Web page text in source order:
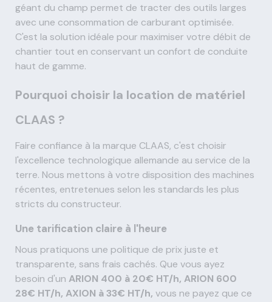
géant du champ permet de tracter des outils larges
avec une consommation de carburant optimisée.
C'est la solution idéale pour maximiser votre débit de
chantier tout en conservant un confort de conduite
haut de gamme.
Pourquoi choisir la location de matériel
CLAAS ?
Faire confiance à la marque CLAAS, c'est choisir
l'excellence technologique allemande au service de la
terre. Nous mettons à votre disposition des machines
récentes, entretenues selon les standards les plus
stricts du constructeur.
Une tarification claire à l'heure
Nous pratiquons une politique de prix juste et
transparente, sans frais cachés. Que vous ayez
besoin d'un ARION 400 à 20€ HT/h, ARION 600
28€ HT/h, AXION à 33€ HT/h, vous ne payez que ce